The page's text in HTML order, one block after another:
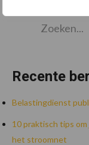
Zoeken...
Recente
Belastingdienst
10 praktisch tips
het stroomnet